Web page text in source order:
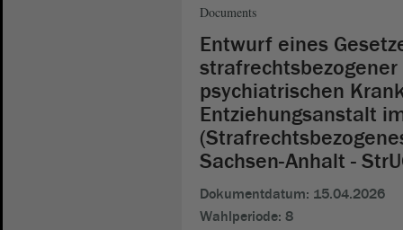
Documents
Entwurf eines
psychiatrischen
Entziehungsanstalt
Sachsen-Anhalt -
Dokumentdatum: 15.04.2026
Wahlperiode: 8